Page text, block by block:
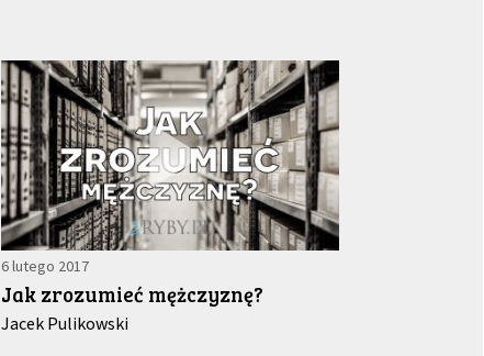
6 lutego 2017
Jak zrozumieć mężczyznę?
Jacek Pulikowski